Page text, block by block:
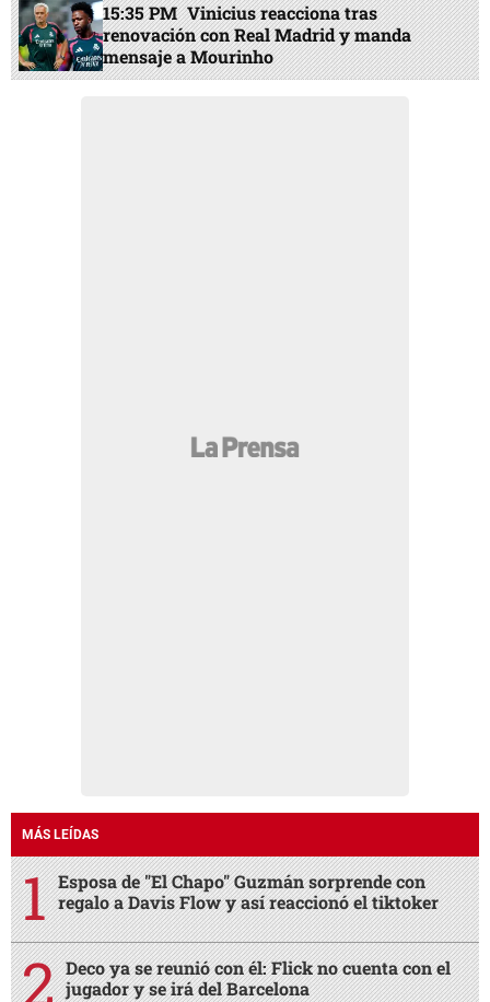
15:35 PM Vinicius reacciona tras
renovación con Real Madrid y manda
mensaje a Mourinho
MÁS LEÍDAS
Esposa de "El Chapo" Guzmán sorprende con
regalo a Davis Flow y así reaccionó el tiktoker
Deco ya se reunió con él: Flick no cuenta con el
jugador y se irá del Barcelona